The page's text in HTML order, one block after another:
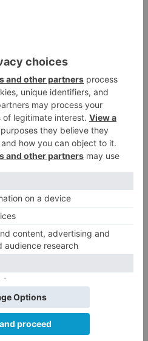
prestando con
de atención anterior,
se desplaza al lugar
el DNI.
expedición acerca la
de los ciudadanos,